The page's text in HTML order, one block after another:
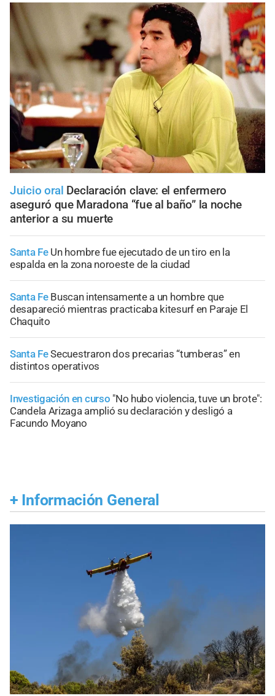
Juicio oral Declaración clave: el enfermero
aseguró que Maradona “fue al baño” la noche
anterior a su muerte
Santa Fe Un hombre fue ejecutado de un tiro en la
espalda en la zona noroeste de la ciudad
Santa Fe Buscan intensamente a un hombre que
desapareció mientras practicaba kitesurf en Paraje El
Chaquito
Santa FeSecuestraron dos precarias “tumberas” en
distintos operativos
Investigación en curso "No hubo violencia, tuve un brote":
Candela Arizaga amplió su declaración y desligó a
Facundo Moyano
+ Información General